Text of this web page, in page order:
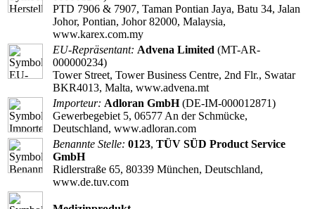
PTD 7906 & 7907, Taman Pontian Jaya, Batu 34, Jalan
Johor, Pontian, Johor 82000, Malaysia,
www.karex.com.my
EU-Repräsentant: Advena Limited (MT-AR-
000000234)
Tower Street, Tower Business Centre, 2nd Flr., Swatar
BKR4013, Malta, www.advena.mt
Importeur: Adloran GmbH(DE-IM-000012871)
Gewerbegebiet 5, 06577 An der Schmücke,
Deutschland, www.adloran.com
Benannte Stelle: 0123, TÜV SÜD Product Service
GmbH
Ridlerstraße 65, 80339 München, Deutschland,
www.de.tuv.com